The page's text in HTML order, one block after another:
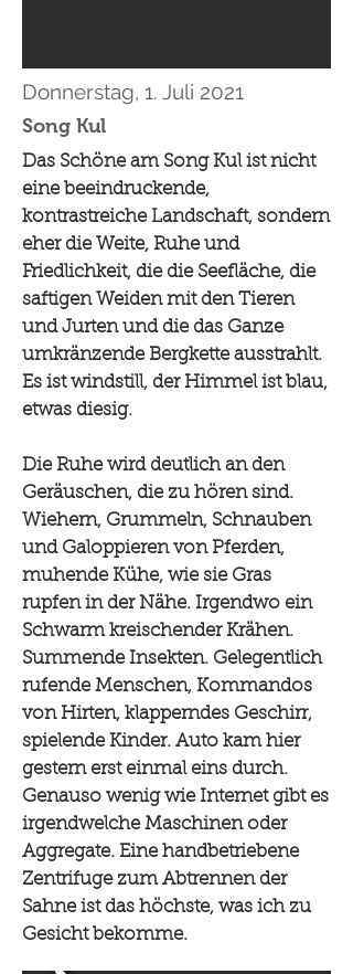
Donnerstag, 1. Juli 2021
Song Kul
Das Schöne am Song Kul ist nicht
eine beeindruckende,
kontrastreiche Landschaft, sondern
eher die Weite, Ruhe und
Friedlichkeit, die die Seefläche, die
saftigen Weiden mit den Tieren
und Jurten und die das Ganze
umkränzende Bergkette ausstrahlt.
Es ist windstill, der Himmel ist blau,
etwas diesig.
Die Ruhe wird deutlich an den
Geräuschen, die zu hören sind.
Wiehern, Grummeln, Schnauben
und Galoppieren von Pferden,
muhende Kühe, wie sie Gras
rupfen in der Nähe. Irgendwo ein
Schwarm kreischender Krähen.
Summende Insekten. Gelegentlich
rufende Menschen, Kommandos
von Hirten, klapperndes Geschirr,
spielende Kinder. Auto kam hier
gestern erst einmal eins durch.
Genauso wenig wie Internet gibt es
irgendwelche Maschinen oder
Aggregate. Eine handbetriebene
Zentrifuge zum Abtrennen der
Sahne ist das höchste, was ich zu
Gesicht bekomme.